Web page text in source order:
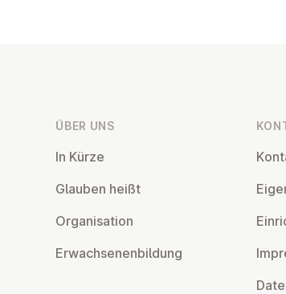
ÜBER UNS
In Kürze
Glauben heißt
Or­gan­isa­tion
Er­wach­sen­en­bildung